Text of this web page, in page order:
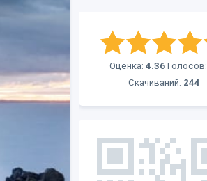
Оценка: 4.36 Голосов:
Скачиваний: 244